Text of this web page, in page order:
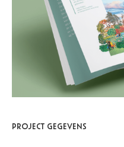
PROJECT GEGEVENS